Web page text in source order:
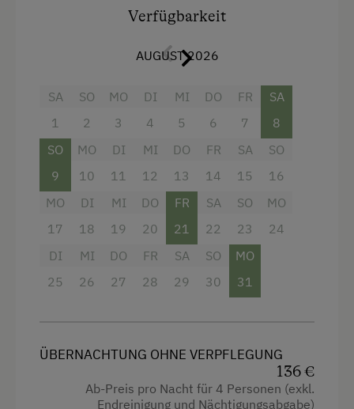
Sitzecke und Couch in der Wohnküche, komplett
ausgestattete Küche, E-Herd mit Backrohr,
Geschirrspüler, Kaffeemaschine und
Wasserkocher, 2 Bäder mit Dusche, Föhn und
Balkon/Terrasse
Dusche
Fernseher
Haarföhn
Küchenausstattung
Verfügbarkeit
AUGUST 2026
SA
1
SO
2
MO
3
DI
4
MI
5
DO
6
FR
7
SA
8
SO
9
MO
10
DI
11
MI
12
DO
13
FR
14
SA
15
SO
16
MO
17
DI
18
MI
19
DO
20
FR
21
SA
22
SO
23
MO
24
DI
25
MI
26
DO
27
FR
28
SA
29
SO
30
MO
31
ÜBERNACHTUNG OHNE VERPFLEGUNG
136 €
Ab-Preis pro Nacht für 4 Personen (exkl.
Endreinigung und Nächtigungsabgabe)